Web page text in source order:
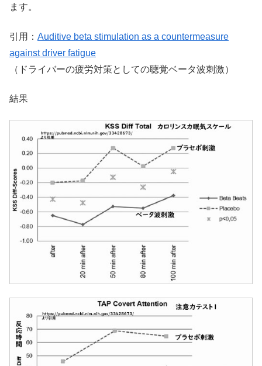
ます。
引用： Auditive beta stimulation as a countermeasure
against driver fatigue
（ドライバーの疲労対策としての聴覚ベータ波刺激）
結果